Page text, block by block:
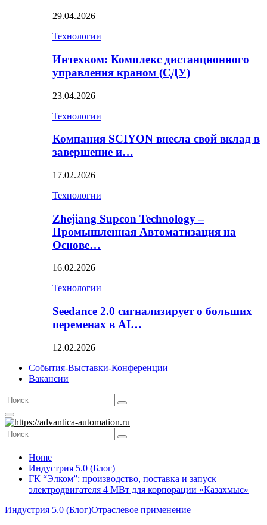
29.04.2026
Технологии
Интехком: Комплекс дистанционного
управления краном (СДУ)
23.04.2026
Технологии
Компания SCIYON внесла свой вклад в
завершение и…
17.02.2026
Технологии
Zhejiang Supcon Technology –
Промышленная Автоматизация на
Основе…
16.02.2026
Технологии
Seedance 2.0 сигнализирует о больших
переменах в AI…
12.02.2026
События-Выставки-Конференции
Вакансии
Search
for:
Search
Primary
Menu
Search
for:
Search
Home
Индустрия 5.0 (Блог)
ГК “Элком”: производство, поставка и запуск
электродвигателя 4 МВт для корпорации «Казахмыс»
Индустрия 5.0 (Блог)Отраслевое применение